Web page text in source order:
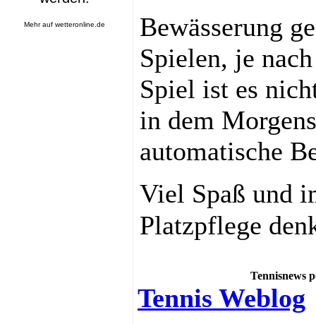
Mehr aufwetteronline.de
Bewässerung
Spielen, je
Spiel ist es
in dem
automatische
Viel Spaß und
Platzpflege
Tennisnews
Tennis Weblog